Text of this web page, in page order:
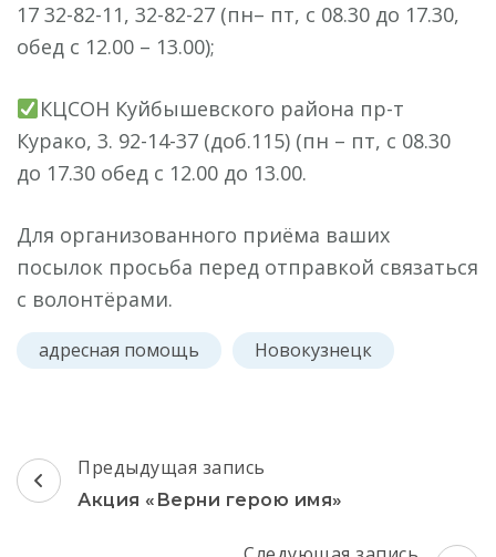
17 32-82-11, 32-82-27 (пн– пт, с 08.30 до 17.30,
обед с 12.00 – 13.00);
КЦСОН Куйбышевского района пр-т
Курако, 3. 92-14-37 (доб.115) (пн – пт, с 08.30
до 17.30 обед с 12.00 до 13.00.
Для организованного приёма ваших
посылок просьба перед отправкой связаться
с волонтёрами.
адресная помощь Новокузнецк
Навигация
по
Предыдущая запись
Акция «Верни герою имя»